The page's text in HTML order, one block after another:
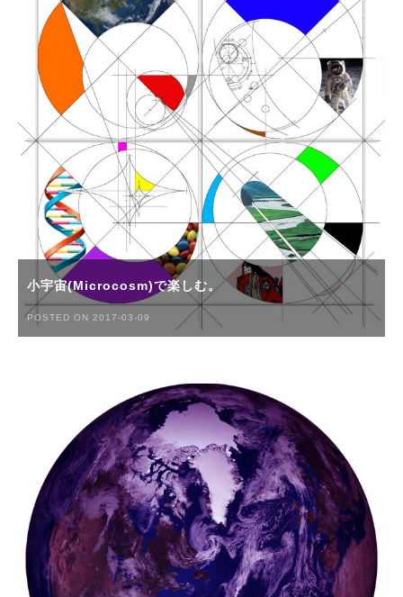
小宇宙(Microcosm)で楽しむ。
POSTED ON 2017-03-09